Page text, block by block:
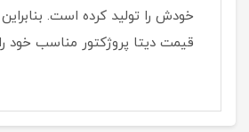
خودش را تولید کرده است.
قیمت دیتا پروژکتور مناسب خود